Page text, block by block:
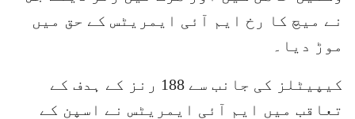
نے میچ کا رخ ایم آئی ایمریٹس کے حق میں
موڑ دیا۔
کیپیٹلز کی جانب سے 188 رنز کے ہدف کے
تعاقب میں ایم آئی ایمریٹس نے اسپن کے